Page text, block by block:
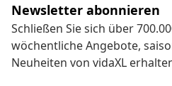
Newsletter abonnieren
Schließen Sie sich über
wöchentliche Angebote,
Neuheiten von vidaXL